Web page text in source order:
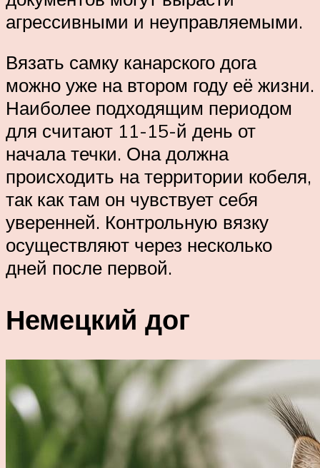
агрессивными и неуправляемыми.
Вязать самку канарского дога
можно уже на втором году её жизни.
Наиболее подходящим периодом
для считают 11-15-й день от
начала течки. Она должна
происходить на территории кобеля,
так как там он чувствует себя
уверенней. Контрольную вязку
осуществляют через несколько
дней после первой.
Немецкий дог